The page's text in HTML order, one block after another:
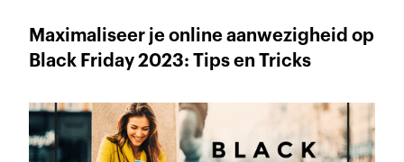
Maximaliseer je online aanwezigheid op
Black Friday 2023: Tips en Tricks